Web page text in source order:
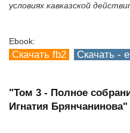
условиях кавказской
Ebook:
Скачать fb2 Скачать -
"Том 3 - Полное
Игнатия Брянчанинова"